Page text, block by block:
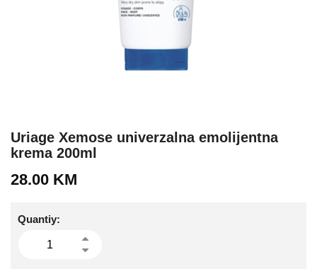
Uriage Xemose univerzalna emolijentna
krema 200ml
28.00 KM
Quantiy: